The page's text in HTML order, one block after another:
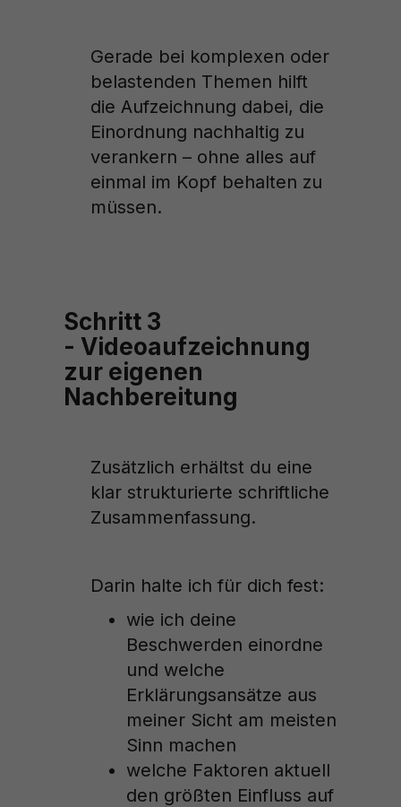
Gerade bei komplexen oder
belastenden Themen hilft
die Aufzeichnung dabei, die
Einordnung nachhaltig zu
verankern – ohne alles auf
einmal im Kopf behalten zu
müssen.
Schritt 3
- Videoaufzeichnung
zur eigenen
Nachbereitung
Zusätzlich erhältst du eine
klar strukturierte schriftliche
Zusammenfassung.
Darin halte ich für dich fest:
wie ich deine
Beschwerden einordne
und welche
Erklärungsansätze aus
meiner Sicht am meisten
Sinn machen
welche Faktoren aktuell
den größten Einfluss auf